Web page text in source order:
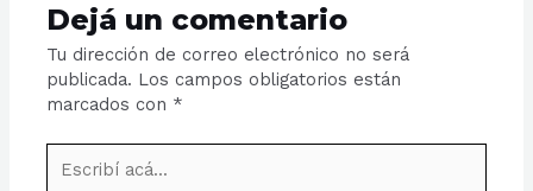
Dejá un comentario
Tu dirección de correo electrónico no será
publicada. Los campos obligatorios están
marcados con *
acá...